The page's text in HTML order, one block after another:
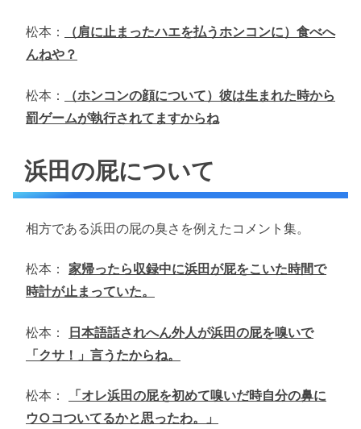
松本：
（肩に止まったハエを払うホンコンに）食べへ
んねや？
松本：
（ホンコンの顔について）彼は生まれた時から
罰ゲームが執行されてますからね
浜田の屁について
相方である浜田の屁の臭さを例えたコメント集。
松本： 家帰ったら収録中に浜田が屁をこいた時間で
時計が止まっていた。
松本： 日本語話されへん外人が浜田の屁を嗅いで
「クサ！」言うたからね。
松本：
「オレ浜田の屁を初めて嗅いだ時自分の鼻に
ウ○コついてるかと思ったわ。」